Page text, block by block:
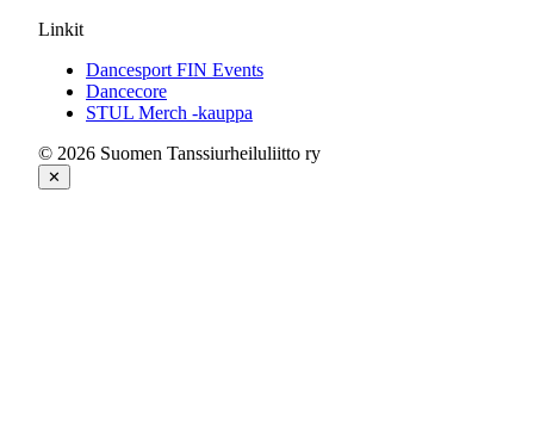
Linkit
Dancesport FIN Events
Dancecore
STUL Merch -kauppa
© 2026 Suomen Tanssiurheiluliitto ry
✕